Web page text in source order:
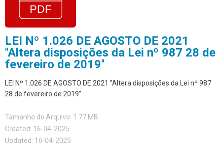
LEI Nº 1.026 DE AGOSTO DE 2021
''Altera disposições da Lei nº 987 28 de
fevereiro de 2019''
LEI Nº 1.026 DE AGOSTO DE 2021 ''Altera disposições da Lei nº 987
28 de fevereiro de 2019''
Tamanho do Arquivo: 1.77 MB
Created: 16-04-2025
Updated: 16-04-2025